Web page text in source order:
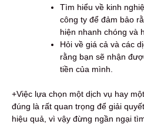
Tìm hiểu về kinh
công ty để đảm bảo
hiện nhanh chóng và
Hỏi về giá cả và các
rằng bạn sẽ nhận
tiền của mình.
+Việc lựa chọn một dịch vụ hay một
đúng là rất quan trọng để giải
hiệu quả, vì vậy đừng ngần ngại